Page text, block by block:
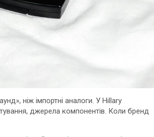
ніж імпортні аналоги. У Hillary
джерела компонентів. Коли бренд